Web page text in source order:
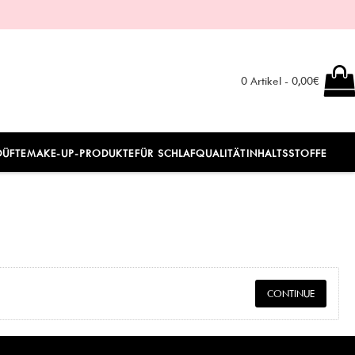
0 Artikel - 0,00€
MAKE-UP-PRODUKTEFÜR SCHLAFQUALITÄTINHALTSSTOFFE
CONTINUE